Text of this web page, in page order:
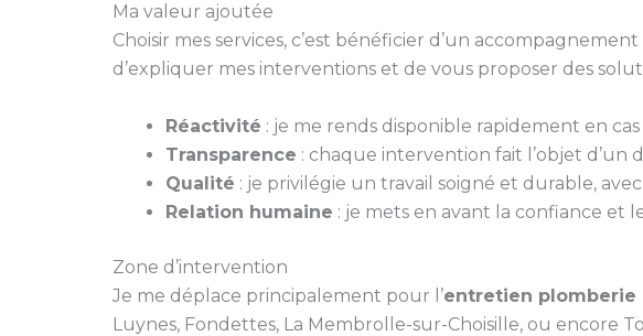
Ma valeur ajoutée
Choisir mes services, c’est bénéficier d’un
d’expliquer mes interventions et de vous proposer des
Réactivité : je me rends disponible rapidement en cas
Transparence : chaque intervention fait l’objet d’un
Qualité : je privilégie un travail soigné et durable,
Relation humaine : je mets en avant la confiance et
Zone d’intervention
Je me déplace principalement pour l’entretien plomberie
Luynes, Fondettes, La Membrolle-sur-Choisille, ou encore